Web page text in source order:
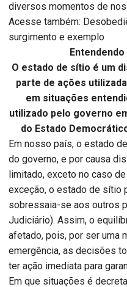
diversos momentos de
Acesse também:
surgimento e exemplo
O estado de sítio é um
parte de ações
em situações
utilizado pelo governo
do Estado
Em nosso país, o estado
do governo, e por causa
limitado, exceto no caso
exceção, o estado de sítio
sobressaia-se aos outros
Judiciário). Assim, o
afetado, pois, por ser uma
emergência, as decisões
ter ação imediata para
Em que situações é